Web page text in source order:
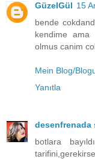
GüzelGül 15
bende
kendime
olmus canim
Mein Blog/
Yanıtla
desenfrenada
botlara